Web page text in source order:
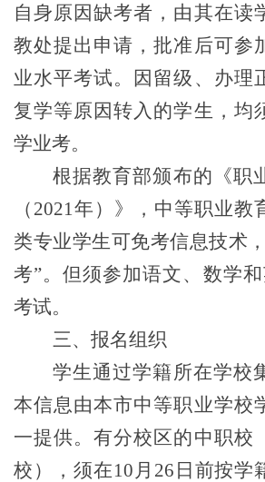
自身原因缺考者，由其在读
教处提出申请，批准后可参
业水平考试。因留级、办理
复学等原因转入的学生，均
学业考。
根据教育部颁布的《职
（2021年）》，中等职业
类专业学生可免考信息技术
考”。但须参加语文、数学
考试。
三、报名组织
学生通过学籍所在学校
本信息由本市中等职业学校
一提供。有分校区的中职校
校），须在10月26日前按学